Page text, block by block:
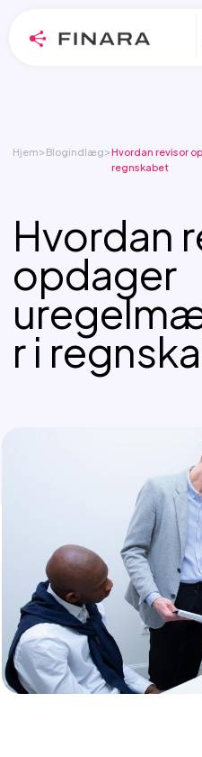
Hjem>Blogindlæg>Hvordan revisor
regnskabet
Hvordan
opdager
r i